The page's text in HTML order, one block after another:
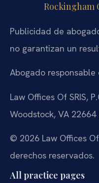
Rockingham
Publicidad de
no garantizan un
Abogado responsable
Law Offices Of SRIS,
Woodstock, VA
© 2026 Law Offices Of
derechos reservados.
All practice pages